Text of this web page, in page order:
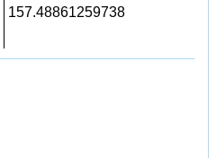
157.48861259738